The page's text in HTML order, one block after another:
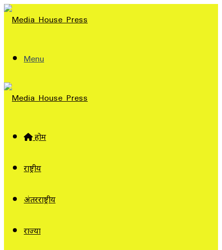
Menu
होम
राष्ट्रीय
अंतरराष्ट्रीय
राज्यों